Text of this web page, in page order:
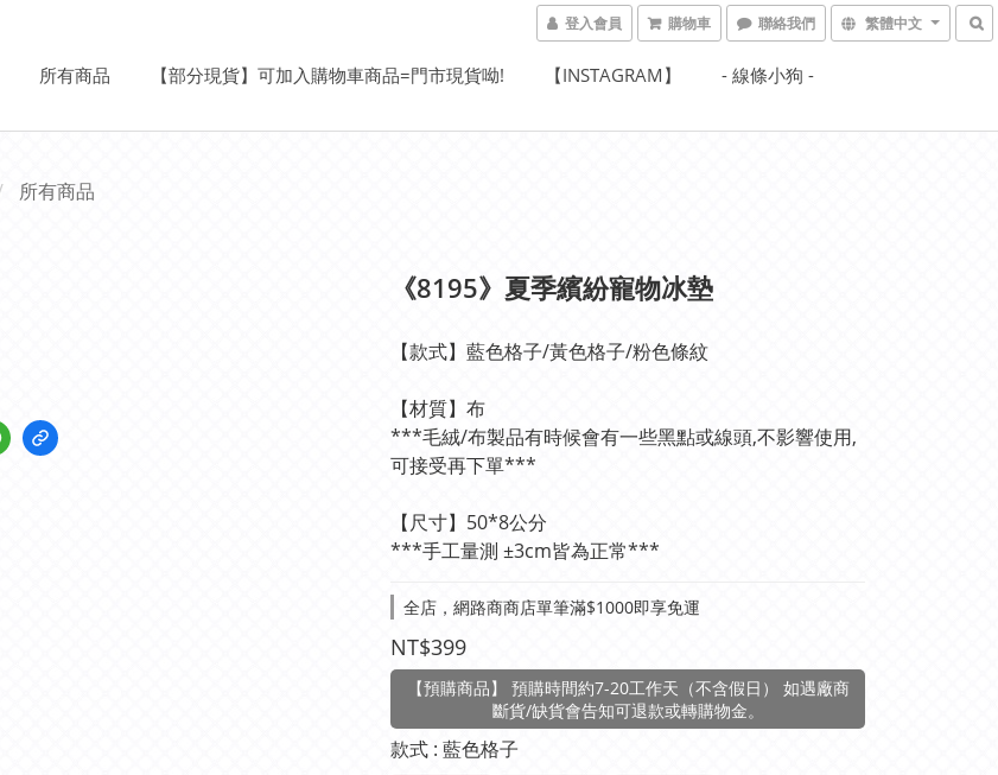
登入會員 購物車 聯絡我們 繁體中文
所有商品 【部分現貨】可加入購物車商品=門市現貨呦! 【INSTAGRAM】 - 線條小狗 -
所有商品
《8195》夏季繽紛寵物冰墊
【款式】藍色格子/黃色格子/粉色條紋
【材質】布
***毛絨/布製品有時候會有一些黑點或線頭,不影響使用,
可接受再下單***
【尺寸】50*8公分
***手工量測 ±3cm皆為正常***
全店，網路商商店單筆滿$1000即享免運
NT$399
【預購商品】 預購時間約7-20工作天（不含假日） 如遇廠商
斷貨/缺貨會告知可退款或轉購物金。
款式 : 藍色格子